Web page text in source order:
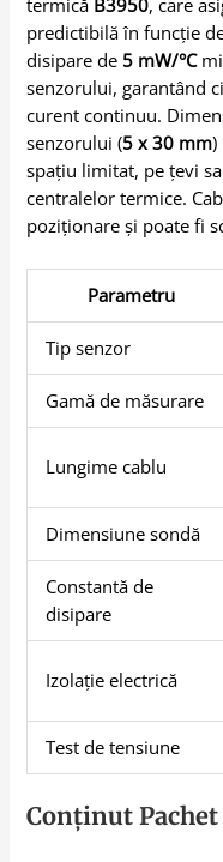
termică B3950, care
predictibilă în funcție
disipare de 5 mW/°C
senzorului, garantând
curent continuu.
senzorului (5 x 30 mm)
spațiu limitat, pe țevi
centralelor termice.
poziționare și poate fi
Parametru
Tip senzor
Gamă de măsurare
Lungime cablu
Dimensiune sondă
Constantă de
disipare
Izolație electrică
Test de tensiune
Conținut Pachet